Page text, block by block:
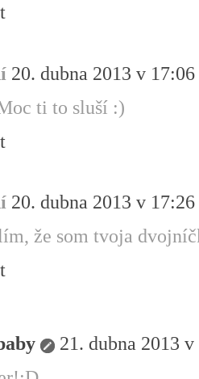
20. dubna 2013 v 17:06
ti to sluší :)
20. dubna 2013 v 17:26
že som tvoja
21. dubna 2013